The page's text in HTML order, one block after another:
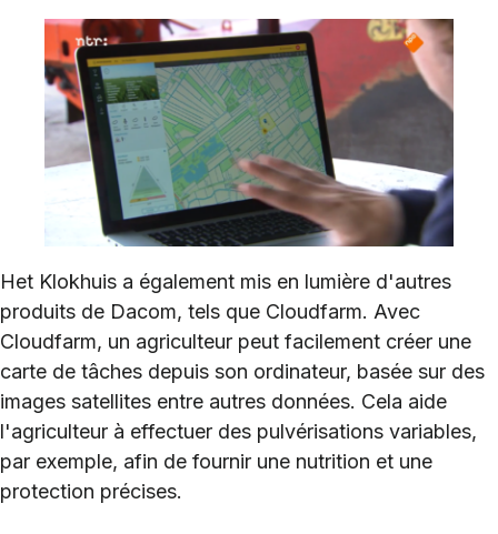
Het Klokhuis a également mis en lumière d'autres
produits de Dacom, tels que Cloudfarm. Avec
Cloudfarm, un agriculteur peut facilement créer une
carte de tâches depuis son ordinateur, basée sur des
images satellites entre autres données. Cela aide
l'agriculteur à effectuer des pulvérisations variables,
par exemple, afin de fournir une nutrition et une
protection précises.